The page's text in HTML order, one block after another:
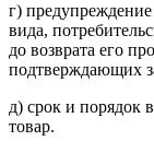
г)
вида,
до возврата его
подтверждающих
д) срок и порядок
товар.